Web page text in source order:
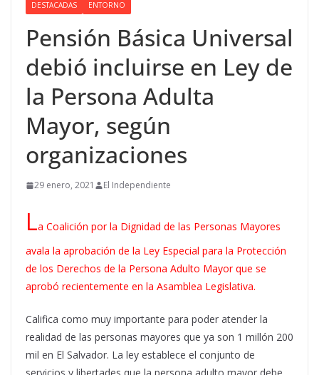
DESTACADAS ENTORNO
Pensión Básica Universal
debió incluirse en Ley de
la Persona Adulta
Mayor, según
organizaciones
29 enero, 2021 El Independiente
La Coalición por la Dignidad de las Personas Mayores
avala la aprobación de la Ley Especial para la Protección
de los Derechos de la Persona Adulto Mayor que se
aprobó recientemente en la Asamblea Legislativa.
Califica como muy importante para poder atender la
realidad de las personas mayores que ya son 1 millón 200
mil en El Salvador. La ley establece el conjunto de